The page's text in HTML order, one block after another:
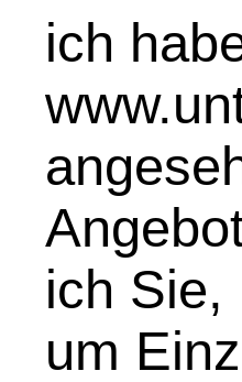
ich
ich Sie,
um